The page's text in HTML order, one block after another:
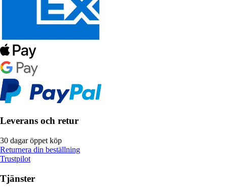
Leverans och retur
30 dagar öppet köp
Returnera din beställning
Trustpilot
Tjänster